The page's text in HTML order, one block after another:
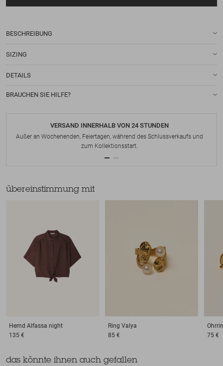
BESCHREIBUNG
SIZING
DETAILS
BRAUCHEN SIE HILFE?
VERSAND INNERHALB VON 24 STUNDEN
Außer an Wochenenden, Feiertagen, während des Schlussverkaufs und
zum Kollektionsstart.
übereinstimmung mit
Hemd Alfassa night
135 €
Ring Valya
85 €
75 €
das könnte ihnen auch gefallen